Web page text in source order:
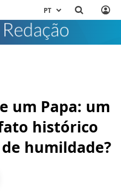
PT
um Papa: um
histórico
humildade?